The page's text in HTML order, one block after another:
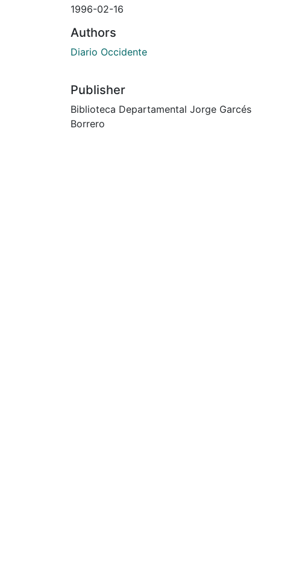
1996-02-16
Authors
Diario Occidente
Publisher
Biblioteca Departamental Jorge Garcés
Borrero